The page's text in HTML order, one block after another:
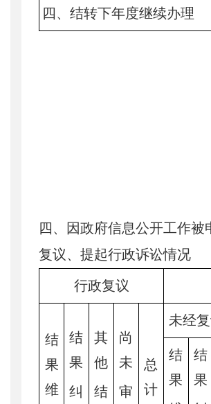
四、结转下年度继续办理
四、因政府信息公开工作被
复议、提起行政诉讼情况
行政复议
结
果
维
结
果
纠
其
他
结
尚
未
审
总
计
未经
结
果
结
果